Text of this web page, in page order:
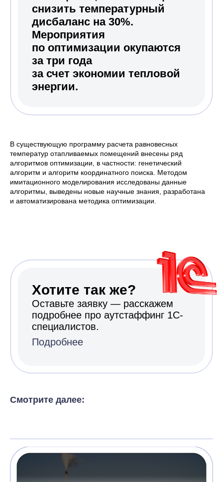
В существующую программу расчета равновесных
температур отапливаемых помещений внесены ряд
алгоритмов оптимизации, в частности: генетический
алгоритм и алгоритм координатного поиска. Методом
имитационного моделирования исследованы данные
алгоритмы, выведены новые научные знания, разработана
и автоматизирована методика оптимизации.
Смотрите далее: